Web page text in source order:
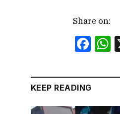
Share on:
KEEP READING